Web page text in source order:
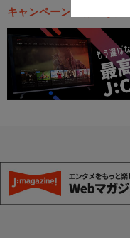
キャンペーン・お得な情報